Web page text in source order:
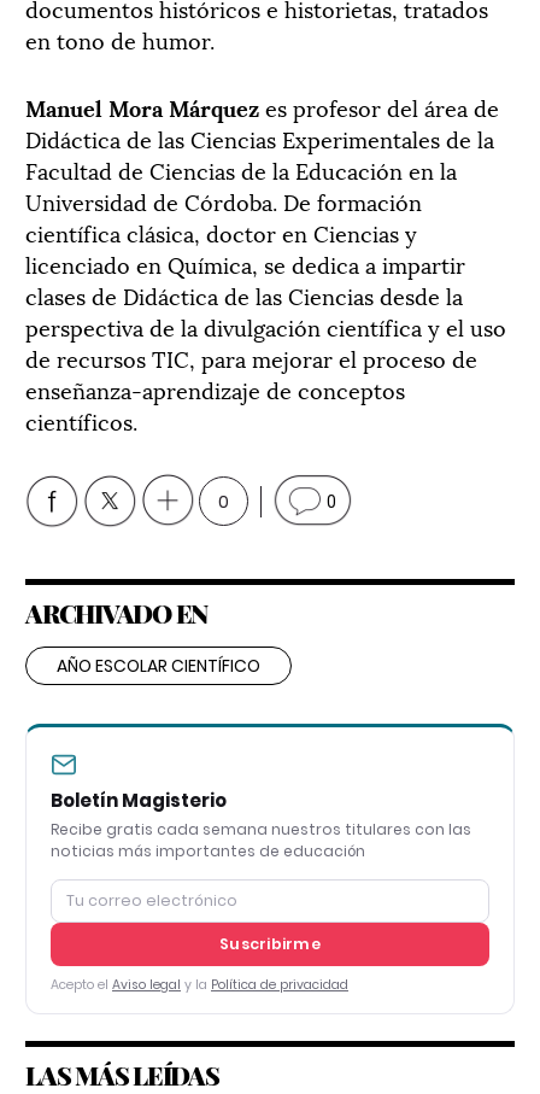
documentos históricos e historietas, tratados
en tono de humor.
Manuel Mora Márquezes profesor del área de
Didáctica de las Ciencias Experimentales de la
Facultad de Ciencias de la Educación en la
Universidad de Córdoba. De formación
científica clásica, doctor en Ciencias y
licenciado en Química, se dedica a impartir
clases de Didáctica de las Ciencias desde la
perspectiva de la divulgación científica y el uso
de recursos TIC, para mejorar el proceso de
enseñanza-aprendizaje de conceptos
científicos.
0 0
ARCHIVADO EN
AÑO ESCOLAR CIENTÍFICO
Boletín Magisterio
Recibe gratis cada semana nuestros titulares con las
noticias más importantes de educación
Suscribirme
Acepto el Aviso legal y la Política de privacidad
LAS MÁS LEÍDAS